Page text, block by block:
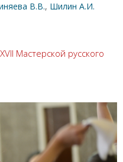
В.В., Шилин А.И.
Мастерской русского